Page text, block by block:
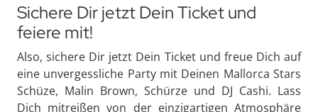
Sichere Dir jetzt Dein Ticket und
feiere mit!
Also, sichere Dir jetzt Dein Ticket und freue Dich auf
eine unvergessliche Party mit Deinen Mallorca Stars
Schüze, Malin Brown, Schürze und DJ Cashi. Lass
Dich mitreißen von der einzigartigen Atmosphäre